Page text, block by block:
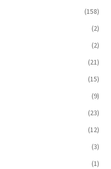
(158)
(2)
(2)
(21)
(15)
(9)
(23)
(12)
(3)
(1)